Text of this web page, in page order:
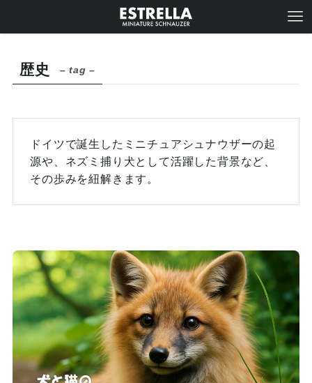
歴史 – tag –
ドイツで誕生したミニチュアシュナウザーの起
源や、ネズミ捕り犬として活躍した背景など、
その歩みを紐解きます。